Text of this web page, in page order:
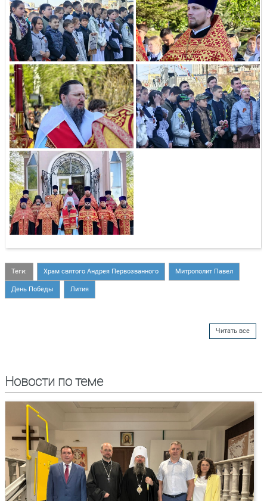
Теги: Храм святого Андрея Первозванного Митрополит Павел
День Победы Лития
Читать все
Новости по теме